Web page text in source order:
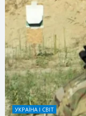
УКРАЇНА І СВІТ